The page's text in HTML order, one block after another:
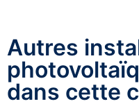
Autres
dans cette